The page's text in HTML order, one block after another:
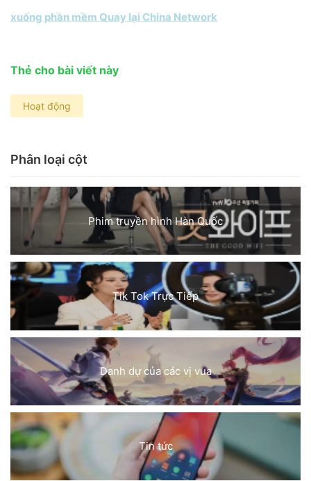
xuống phần mềm Quay lại China Network
Thẻ cho bài viết này
Hoạt động
Phân loại cột
Phim truyền hình Hàn Quốc
Tik Tok Trực Tiếp
Danh dự của các vị vua
Tin tức